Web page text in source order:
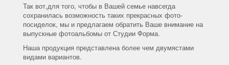
Так вот,для того, чтобы в Вашей семье навсегда
сохранилась возможность таких прекрасных фото-
посиделок, мы и предлагаем обратить Ваше внимание на
выпускные фотоальбомы от Студии Форма.
Наша продукция представлена более чем двумястами
видами вариантов.